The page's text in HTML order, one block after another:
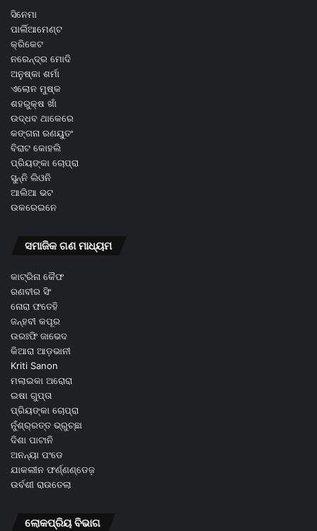
ସିନେମା
ପାର୍ଲିଆମେଣ୍ଟ
କ୍ରିକେଟ
ନରେନ୍ଦ୍ର ମୋଦି
ଅନୁଷ୍କା ଶର୍ମା
ଏଲୋନ ମୁଷ୍କ
ଶହରୁକ୍ଷ ଖାଁ
ଉଦ୍ଧବ ଥାକେରେ
କଙ୍ଗନା ରଣୟୁତଂ
ବିରାଟ କୋହଲି
ପ୍ରିୟଙ୍କା ଚୋପ୍ରା
ସୁନ୍ନି ଲିଓନି
ଆଲିଆ ଭଟ
ଉକରେଇନେ
ସମାଜିକ ଗଣ ମାଧ୍ୟମ
କାଟ୍ରିନା କୈଫ
ରଣବୀର ସିଂ
ନୋରା ଫତେହି
ଜନ୍ହବୀ କପୂର
ଉରଃଫି ଜାଭେଦ
କିଆରା ଆଡ଼ଭାନୀ
Kriti Sanon
ମଲାଇକା ଅରୋରା
ଇଷା ଗୁପ୍ତା
ପ୍ରିୟଙ୍କା ଚୋପ୍ରା
ନୁଁଶ୍ର୍ରତ୍ତ ଭ୍ରୁଚ୍ଛା
ଦିଶା ପାଟାନି
ଅନନ୍ୟା ପଂଡେ
ଯାକଲୀନ ଫର୍ଣ୍ଣଣ୍ଡେଜ଼
ଉର୍ବଶୀ ରାଉତେଲା
ଲୋକପ୍ରିୟ ବିଭାଗ